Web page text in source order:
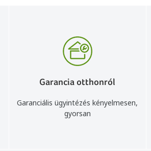
Garancia otthonról
Garanciális ügyintézés kényelmesen,
gyorsan